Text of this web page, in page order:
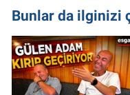
Bunlar da ilginizi